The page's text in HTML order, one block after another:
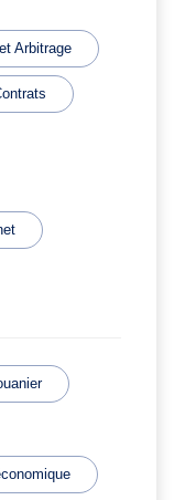
Arbitrage